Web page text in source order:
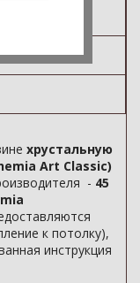
хрустальную
Art Classic)
- 45
к потолку),
инструкция